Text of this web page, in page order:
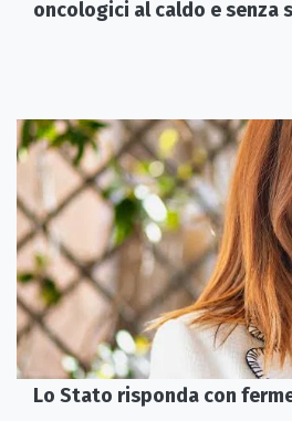
oncologici al caldo e senza
Lo Stato risponda con